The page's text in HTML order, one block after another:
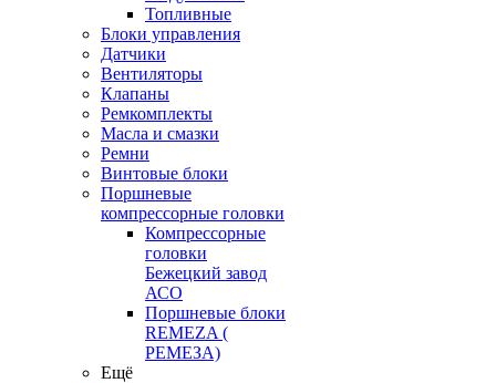
Топливные
Блоки управления
Датчики
Вентиляторы
Клапаны
Ремкомплекты
Масла и смазки
Ремни
Винтовые блоки
Поршневые
компрессорные головки
Компрессорные
головки
Бежецкий завод
АСО
Поршневые блоки
REMEZA (
РЕМЕЗА)
Ещё